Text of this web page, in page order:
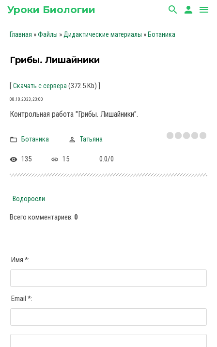
Уроки Биологии search person menu
Главная »Файлы » Дидактические материалы » Ботаника
Грибы. Лишайники
[Скачать с сервера (372.5 Kb) ]
08.10.2023, 23:00
Контрольная работа "Грибы. Лишайники".
Ботаника Татьяна
135 15 0.0/0
Водоросли
Всего комментариев: 0
Имя *:
Email *: